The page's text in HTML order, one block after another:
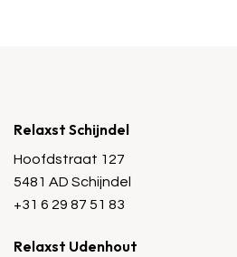
Relaxst Schijndel
Hoofdstraat 127
5481 AD Schijndel
+31 6 29 87 51 83
Relaxst Udenhout